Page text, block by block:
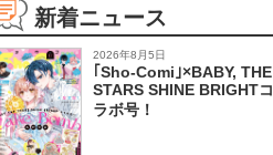
新着ニュース
2026年8月5日
｢Sho-Comi｣×BABY, THE
STARS SHINE BRIGHTコ
ラボ号！